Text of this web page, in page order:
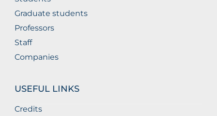
Graduate students
Professors
Staff
Companies
USEFUL LINKS
Credits